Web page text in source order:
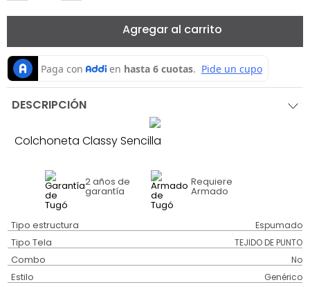
Agregar al carrito
DESCRIPCIÓN
Colchoneta Classy Sencilla
2 años de
garantía
Requiere
Armado
Tipo estructura Espumado
Tipo Tela TEJIDO DE PUNTO
Combo No
Estilo Genérico